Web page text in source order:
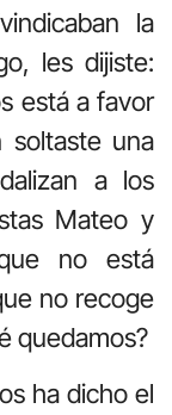
la
les dijiste:
está a favor
soltaste una
a los
Mateo y
no está
no recoge
quedamos?
ha dicho el